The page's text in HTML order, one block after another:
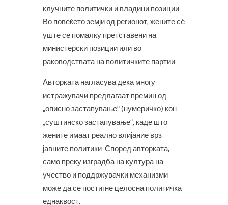
клучните политички и владини позиции.
Во повеќето земји од регионот, жените сè
уште се помалку претставени на
министерски позиции или во
раководствата на политичките партии.
Авторката нагласува дека многу
истражувачи предлагаат премин од
„описно застапување“ (нумеричко) кон
„суштинско застапување“, каде што
жените имаат реално влијание врз
јавните политики. Според авторката,
само преку изградба на култура на
учество и поддржувачки механизми
може да се постигне целосна политичка
еднаквост.